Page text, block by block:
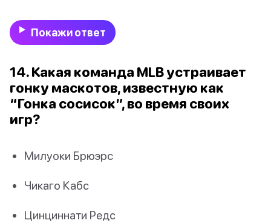
Покажи ответ
14. Какая команда MLB устраивает
гонку маскотов, известную как
“Гонка сосисок”, во время своих
игр?
Милуоки Брюэрс
Чикаго Кабс
Цинциннати Редс